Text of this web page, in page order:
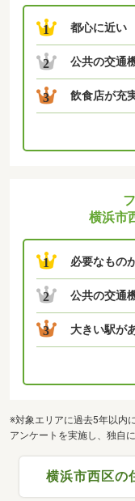
1 都心に近い
2 公共の交通
3 飲食店が充
横浜市
1 必要なもの
2 公共の交通
3 大きい駅が
※対象エリアに過去5年以内
アンケートを実施し、独自
横浜市西区の